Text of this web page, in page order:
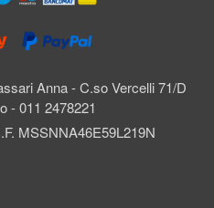
Anna - C.so Vercelli 71/D
- 011 2478221
MSSNNA46E59L219N